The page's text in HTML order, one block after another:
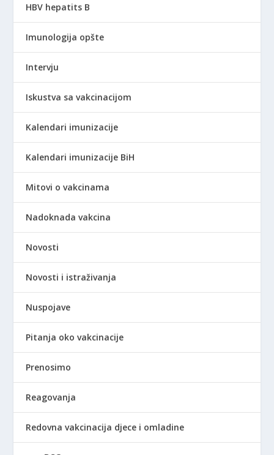
HBV hepatits B
Imunologija opšte
Intervju
Iskustva sa vakcinacijom
Kalendari imunizacije
Kalendari imunizacije BiH
Mitovi o vakcinama
Nadoknada vakcina
Novosti
Novosti i istraživanja
Nuspojave
Pitanja oko vakcinacije
Prenosimo
Reagovanja
Redovna vakcinacija djece i omladine